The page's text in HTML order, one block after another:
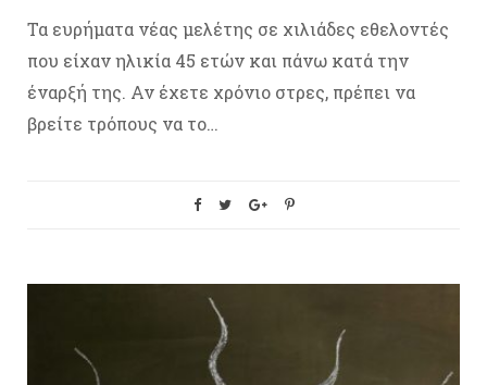
Τα ευρήματα νέας μελέτης σε χιλιάδες εθελοντές
που είχαν ηλικία 45 ετών και πάνω κατά την
έναρξή της. Αν έχετε χρόνιο στρες, πρέπει να
βρείτε τρόπους να το…